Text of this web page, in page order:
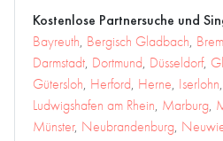
Kostenlose Partnersuche und
Bayreuth, Bergisch Gladbach,
Darmstadt, Dortmund, Düsseldorf,
Gütersloh, Herford, Herne, Iserlohn,
Ludwigshafen am Rhein, Marburg,
Münster, Neubrandenburg,